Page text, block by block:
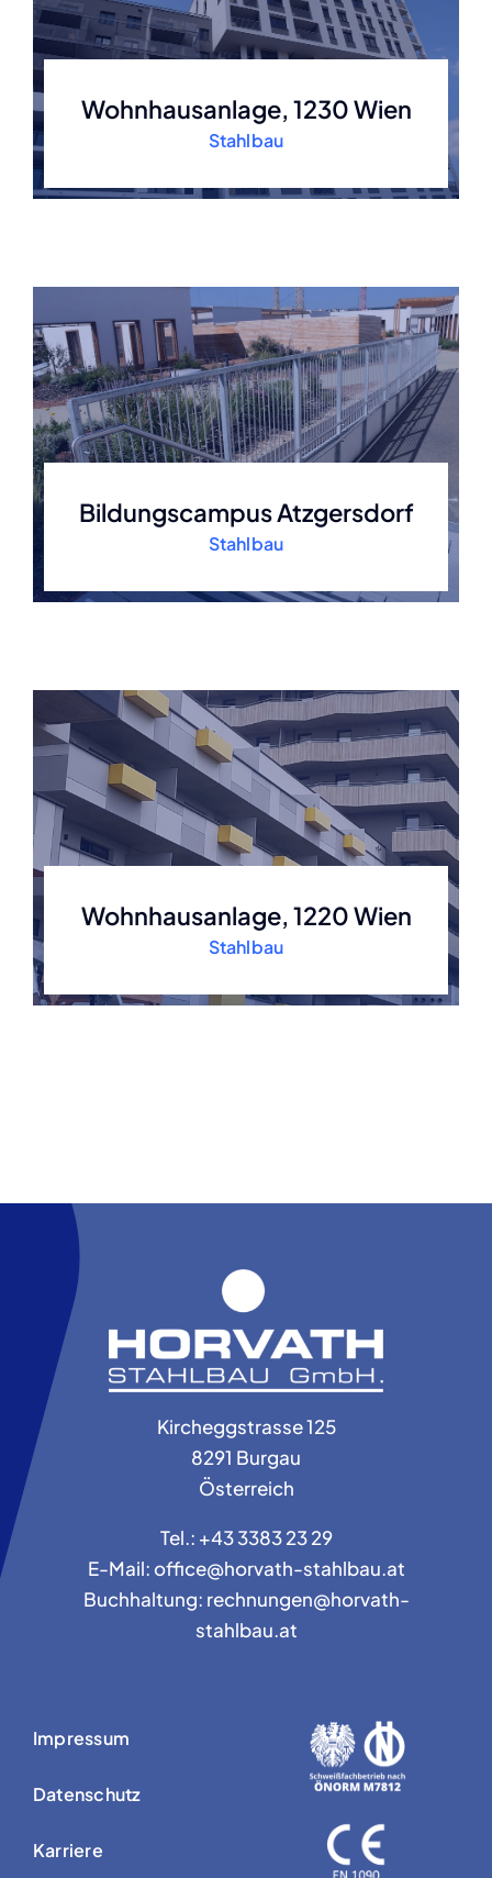
Wohnhausanlage, 1230 Wien
Stahlbau
Bildungscampus Atzgersdorf
Stahlbau
Wohnhausanlage, 1220 Wien
Stahlbau
Kircheggstrasse 125
8291 Burgau
Österreich
Tel.: +43 3383 23 29
E-Mail: office@horvath-stahlbau.at
Buchhaltung: rechnungen@horvath-
stahlbau.at
Impressum
Datenschutz
Karriere